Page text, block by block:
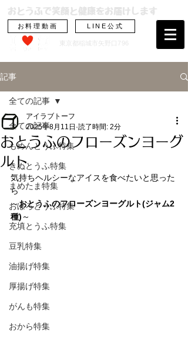
おとうふで笑顔と健康をお届けします
お料理動画 LINE公式
東京都稲城市矢野 口796
記事
全ての記事
もめんとうふ特集
きぬとうふ特集
まめたま特集
おぼろとうふ特集
充填とうふ特集
豆乳特集
油揚げ特集
厚揚げ特集
がんも特集
おから特集
全ての記事
おとうふのフローズンヨーグ
ルト
アイラブトーフ
2025年8月11日 読了時間: 2分
気持ちヘルシーなアイスを食べたいと思った
ら
～おとうふのフローズンヨーグルト(ジャム2
種) ～